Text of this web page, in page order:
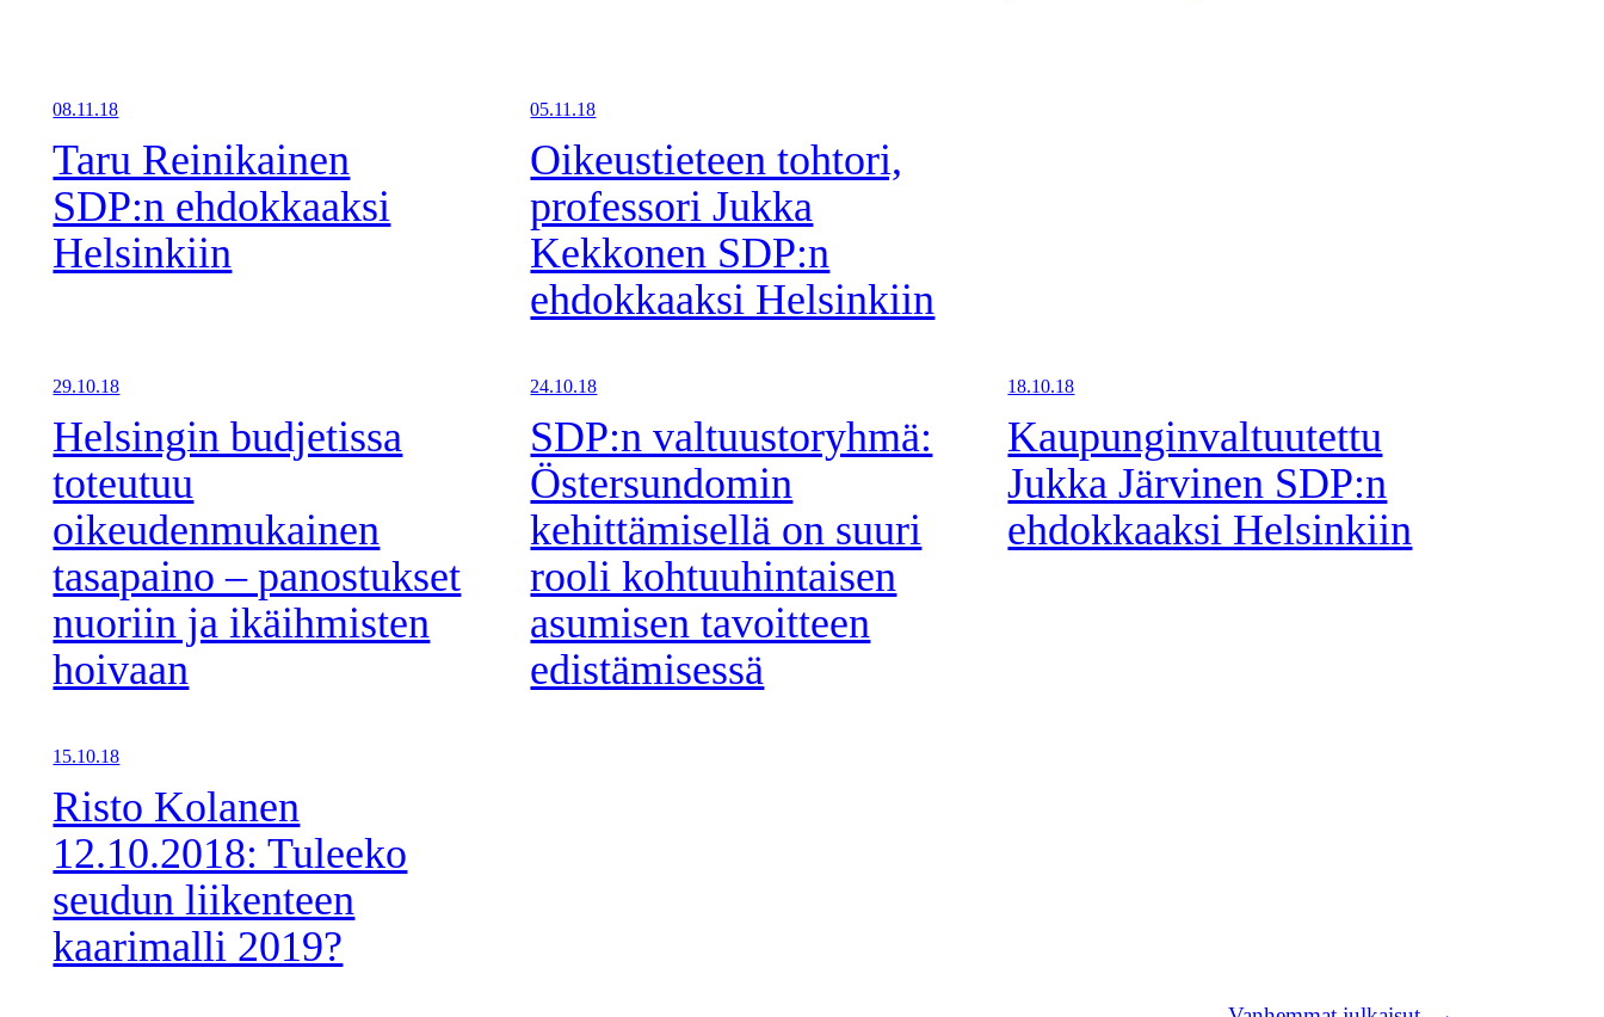
08.11.18
Taru Reinikainen
SDP:n ehdokkaaksi
Helsinkiin
05.11.18
Oikeustieteen tohtori,
professori Jukka
Kekkonen SDP:n
ehdokkaaksi Helsinkiin
29.10.18
Helsingin budjetissa
toteutuu
oikeudenmukainen
tasapaino – panostukset
nuoriin ja ikäihmisten
hoivaan
24.10.18
SDP:n valtuustoryhmä:
Östersundomin
kehittämisellä on suuri
rooli kohtuuhintaisen
asumisen tavoitteen
edistämisessä
18.10.18
Kaupunginvaltuutettu
Jukka Järvinen SDP:n
ehdokkaaksi Helsinkiin
15.10.18
Risto Kolanen
12.10.2018: Tuleeko
seudun liikenteen
kaarimalli 2019?